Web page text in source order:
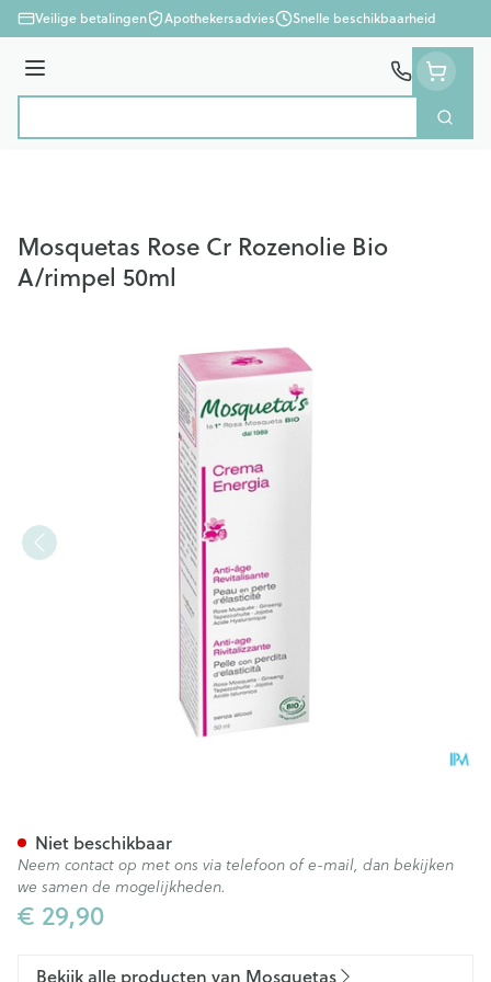
Ga naar de inhoud
Veilige betalingen Apothekersadvies Snelle beschikbaarheid
Menu
Zoek
Mosquetas Rose Cr Rozenolie Bio
A/rimpel 50ml
€ 29,90
Niet beschikbaar
Neem contact op met ons via telefoon of e-mail, dan bekijken
we samen de mogelijkheden.
Bekijk alle producten van Mosquetas